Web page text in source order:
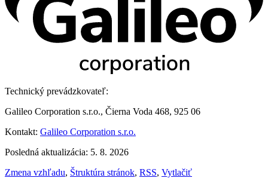
Technický prevádzkovateľ:
Galileo Corporation s.r.o., Čierna Voda 468, 925 06
Kontakt: Galileo Corporation s.r.o.
Posledná aktualizácia: 5. 8. 2026
Zmena vzhľadu, Štruktúra stránok, RSS, Vytlačiť